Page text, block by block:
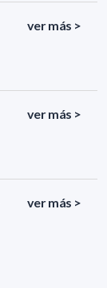
ver más >
ver más >
ver más >